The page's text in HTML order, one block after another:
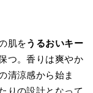
肌をうるおいキー
つ。香りは爽やか
清涼感から始ま